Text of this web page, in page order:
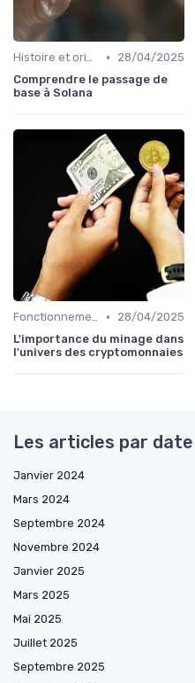
Histoire et origines des cryptomonnaies •
28/04/2025
Comprendre le passage de
base à Solana
Fonctionnement des cryptomonnaies •
28/04/2025
L'importance du minage dans
l'univers des cryptomonnaies
Les articles par date
Janvier 2024
Mars 2024
Septembre 2024
Novembre 2024
Janvier 2025
Mars 2025
Mai 2025
Juillet 2025
Septembre 2025